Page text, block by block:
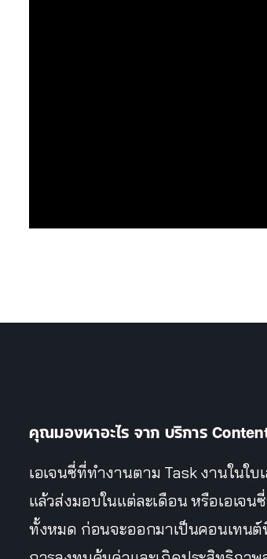
คุณมองหาอะไร จาก บริการ
เอเจนซี่ที่ทำงานตาม Task งานในใ
แล้วส่งมอบในแต่ละเดือน หรือเอเจ
ทั้งหมด ก่อนจะออกมาเป็นคอนเทนต์